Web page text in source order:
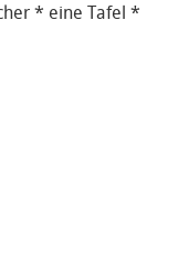
* eine Tafel *